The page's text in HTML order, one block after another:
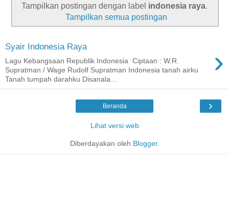
Tampilkan postingan dengan label indonesia raya.
Tampilkan semua postingan
Syair Indonesia Raya ›
Lagu Kebangsaan Republik Indonesia Ciptaan : W.R.
Supratman / Wage Rudolf Supratman Indonesia tanah airku
Tanah tumpah darahku Disanala...
›
Beranda
Lihat versi web
Diberdayakan oleh Blogger.